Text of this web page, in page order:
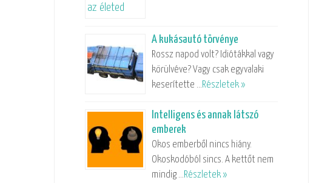
A kukásautó törvénye
Rossz napod volt? Idiótákkal vagy
körülvéve? Vagy csak egyvalaki
keserítette …Részletek »
Intelligens és annak látszó
emberek
Okos emberből nincs hiány.
Okoskodóból sincs. A kettőt nem
mindig …Részletek »